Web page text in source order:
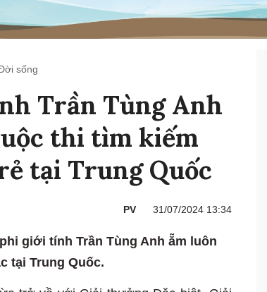
sống
Trần Tùng Anh
thi tìm kiếm
tại Trung Quốc
PV 31/07/2024 13:34
giới tính Trần Tùng Anh ẵm luôn
tại Trung Quốc.